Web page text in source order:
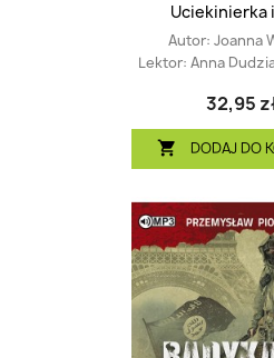
Uciekinierka
Autor: Joanna
Lektor: Anna
32,95
 DODAJ DO